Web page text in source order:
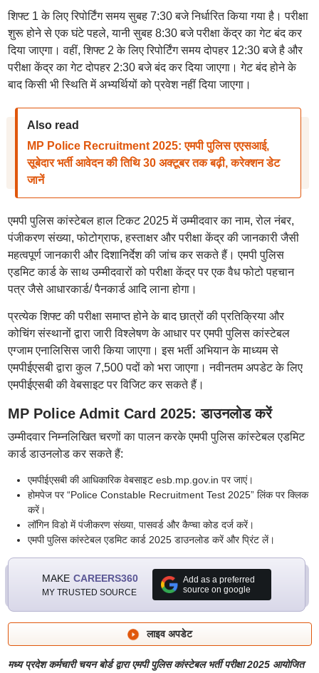
शिफ्ट 1 के लिए रिपोर्टिंग समय सुबह 7:30 बजे निर्धारित किया गया है। परीक्षा
शुरू होने से एक घंटे पहले, यानी सुबह 8:30 बजे परीक्षा केंद्र का गेट बंद कर
दिया जाएगा। वहीं, शिफ्ट 2 के लिए रिपोर्टिंग समय दोपहर 12:30 बजे है और
परीक्षा केंद्र का गेट दोपहर 2:30 बजे बंद कर दिया जाएगा। गेट बंद होने के
बाद किसी भी स्थिति में अभ्यर्थियों को प्रवेश नहीं दिया जाएगा।
Also read
MP Police Recruitment 2025: एमपी पुलिस एएसआई,
सूबेदार भर्ती आवेदन की तिथि 30 अक्टूबर तक बढ़ी, करेक्शन डेट
जानें
एमपी पुलिस कांस्टेबल हाल टिकट 2025 में उम्मीदवार का नाम, रोल नंबर,
पंजीकरण संख्या, फोटोग्राफ, हस्ताक्षर और परीक्षा केंद्र की जानकारी जैसी
महत्वपूर्ण जानकारी और दिशानिर्देश की जांच कर सकते हैं। एमपी पुलिस
एडमिट कार्ड के साथ उम्मीदवारों को परीक्षा केंद्र पर एक वैध फोटो पहचान
पत्र जैसे आधारकार्ड/ पैनकार्ड आदि लाना होगा।
प्रत्येक शिफ्ट की परीक्षा समाप्त होने के बाद छात्रों की प्रतिक्रिया और
कोचिंग संस्थानों द्वारा जारी विश्लेषण के आधार पर एमपी पुलिस कांस्टेबल
एग्जाम एनालिसिस जारी किया जाएगा। इस भर्ती अभियान के माध्यम से
एमपीईएसबी द्वारा कुल 7,500 पदों को भरा जाएगा। नवीनतम अपडेट के लिए
एमपीईएसबी की वेबसाइट पर विजिट कर सकते हैं।
MP Police Admit Card 2025: डाउनलोड करें
उम्मीदवार निम्नलिखित चरणों का पालन करके एमपी पुलिस कांस्टेबल एडमिट
कार्ड डाउनलोड कर सकते हैं:
एमपीईएसबी की आधिकारिक वेबसाइट esb.mp.gov.in पर जाएं।
होमपेज पर “Police Constable Recruitment Test 2025” लिंक पर क्लिक
करें।
लॉगिन विडो में पंजीकरण संख्या, पासवर्ड और कैप्चा कोड दर्ज करें।
एमपी पुलिस कांस्टेबल एडमिट कार्ड 2025 डाउनलोड करें और प्रिंट लें।
MAKE CAREERS360
MY TRUSTED SOURCE
Add as a preferred
source on google
लाइव अपडेट
मध्य प्रदेश कर्मचारी चयन बोर्ड द्वारा एमपी पुलिस कांस्टेबल भर्ती परीक्षा 2025 आयोजित